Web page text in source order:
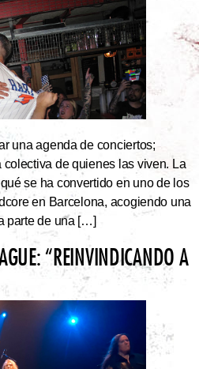
una agenda de conciertos;
de quienes las viven. La
se ha convertido en uno de los
en Barcelona, acogiendo una
parte de una […]
“REINVINDICANDO A